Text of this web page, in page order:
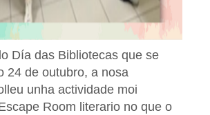
Día das Bibliotecas que se
24 de outubro, a nosa
unha actividade moi
Room literario no que o